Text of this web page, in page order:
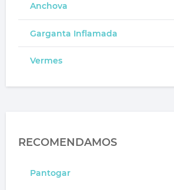
Anchova
Garganta Inflamada
Vermes
RECOMENDAMOS
Pantogar